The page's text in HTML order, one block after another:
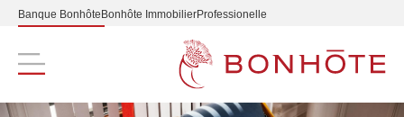
Banque Bonhôte Bonhôte ImmobilierProfessionelle
Navigation principale